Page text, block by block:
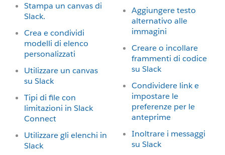
Stampa un canvas di
Slack.
Crea e condividi
modelli di elenco
personalizzati
Utilizzare un canvas
su Slack
Tipi di file con
limitazioni in Slack
Connect
Utilizzare gli elenchi in
Slack
Aggiungere testo
alternativo alle
immagini
Creare o incollare
frammenti di codice
su Slack
Condividere link e
impostare le
preferenze per le
anteprime
Inoltrare i messaggi
su Slack